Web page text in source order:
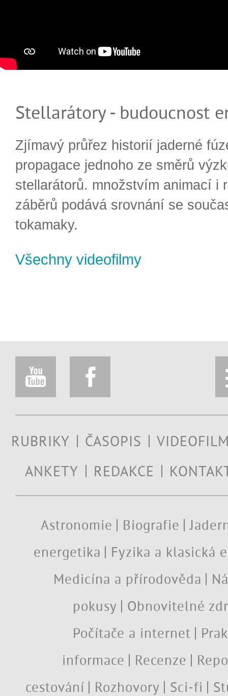
Stellarátory - budoucnost
Zjímavý průřez historií jaderné
propagace jednoho ze směrů
stellarátorů. množstvím animací i
záběrů podává srovnání se
tokamaky.
Všechny videofilmy
RUBRIKY ČASOPIS
ANKETY
REDAKCE
Astronomie Biografie
energetika
Fyzika a klasická
Medicína a přírodověda
pokusy
Obnovitelné
Počítače a internet
informace
Recenze
cestování
Rozhovory Sci-fi